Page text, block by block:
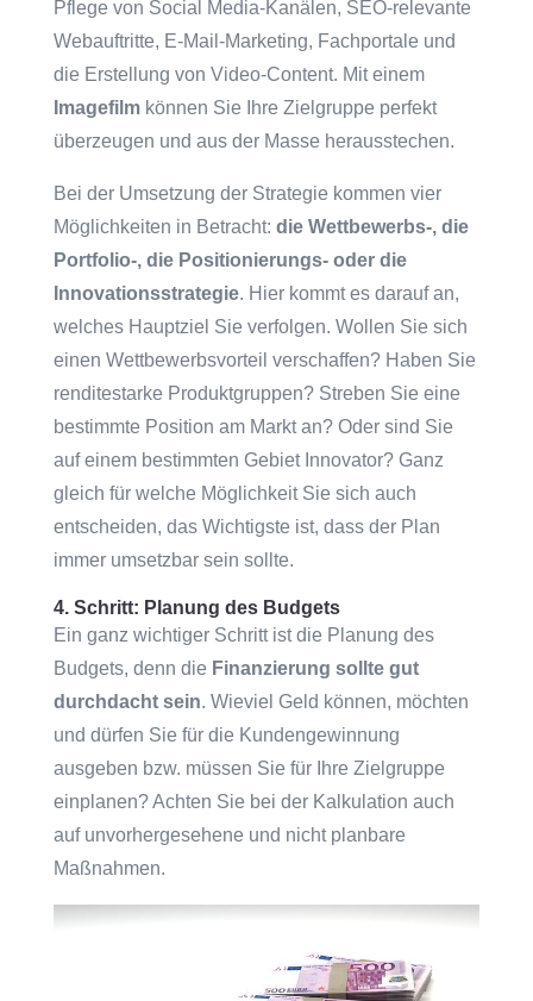
Pflege von Social Media-Kanälen, SEO-relevante
Webauftritte, E-Mail-Marketing, Fachportale und
die Erstellung von Video-Content. Mit einem
Imagefilmkönnen Sie Ihre Zielgruppe perfekt
überzeugen und aus der Masse herausstechen.
Bei der Umsetzung der Strategie kommen vier
Möglichkeiten in Betracht: die Wettbewerbs-, die
Portfolio-, die Positionierungs- oder die
Innovationsstrategie. Hier kommt es darauf an,
welches Hauptziel Sie verfolgen. Wollen Sie sich
einen Wettbewerbsvorteil verschaffen? Haben Sie
renditestarke Produktgruppen? Streben Sie eine
bestimmte Position am Markt an? Oder sind Sie
auf einem bestimmten Gebiet Innovator? Ganz
gleich für welche Möglichkeit Sie sich auch
entscheiden, das Wichtigste ist, dass der Plan
immer umsetzbar sein sollte.
4. Schritt: Planung des Budgets
Ein ganz wichtiger Schritt ist die Planung des
Budgets, denn die Finanzierung sollte gut
durchdacht sein. Wieviel Geld können, möchten
und dürfen Sie für die Kundengewinnung
ausgeben bzw. müssen Sie für Ihre Zielgruppe
einplanen? Achten Sie bei der Kalkulation auch
auf unvorhergesehene und nicht planbare
Maßnahmen.